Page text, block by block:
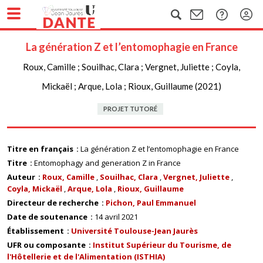
La génération Z et l’entomophagie en France
Roux, Camille ; Souilhac, Clara ; Vergnet, Juliette ; Coyla,
Mickaël ; Arque, Lola ; Rioux, Guillaume (2021)
PROJET TUTORÉ
Titre en français
La génération Z et l’entomophagie en France
Titre
Entomophagy and generation Z in France
Auteur
Roux, Camille Souilhac, Clara Vergnet, Juliette
Coyla, Mickaël Arque, Lola
Rioux, Guillaume
Directeur de recherche
Pichon, Paul Emmanuel
Date de soutenance
14 avril 2021
Établissement
Université Toulouse-Jean Jaurès
UFR ou composante
Institut Supérieur du Tourisme, de
l'Hôtellerie et de l'Alimentation (ISTHIA)